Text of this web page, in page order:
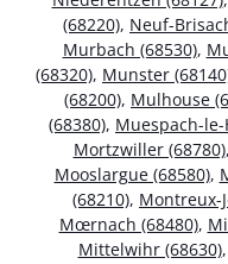
(68220), Neuf-
Murbach (68530),
(68320), Munster
(68200), Mulhouse
(68380), Muespach-
Mortzwiller (68780),
Mooslargue (68580),
(68210), Montreux-
Mœrnach (68480),
Mittelwihr (68630),